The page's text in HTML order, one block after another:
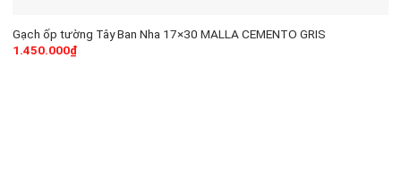
Gạch ốp tường Tây Ban Nha 17×30 MALLA CEMENTO GRIS
1.450.000₫